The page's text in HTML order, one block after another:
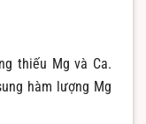
thiếu Mg và Ca.
hàm lượng Mg